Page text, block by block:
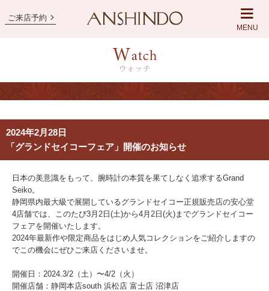
ご来店予約
MENU
2024年2月28日
「グランドセイコーフェア」開催のお知らせ
日本の美意識をもって、腕時計の本質を果てしなく追求するGrand
Seiko。
静岡県内最大級で展開しているグランドセイコー正規販売店の安心堂
4店舗では、このたび3月2日(土)から4月2日(火)までグランドセイコー
フェアを開催いたします。
2024年最新作や限定商品をはじめ人気コレクションをご紹介しますの
でこの機会にぜひご来店くださいませ。
開催日： 2024.3/2（土）〜4/2（火）
開催店舗：静岡本店south 浜松店 富士店 沼津店